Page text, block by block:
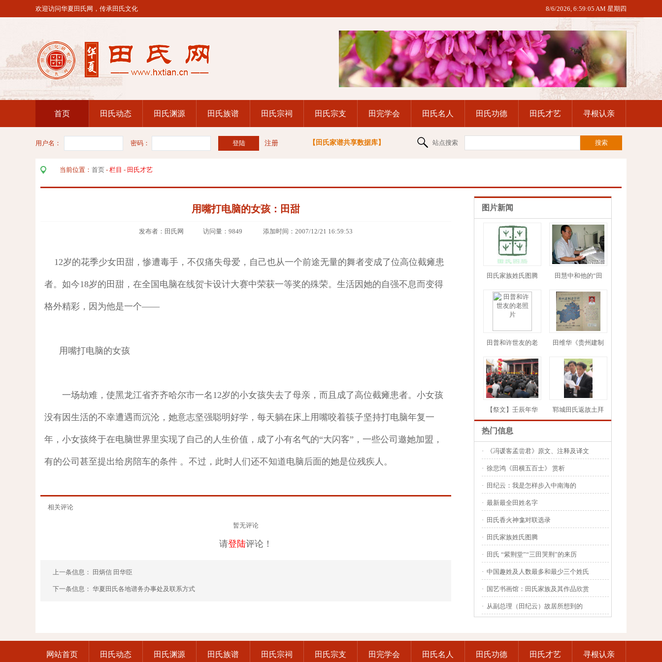
欢迎访问华夏田氏网，传承田氏文化 8/6/2026, 6:59:05 AM 星期四
首页 田氏动态 田氏渊源 田氏族谱 田氏宗祠 田氏宗支 田完学会 田氏名人 田氏功德 田氏才艺 寻根认亲
用户名： 密码： 注册 【田氏家谱共享数据库】 站点搜索
当前位置： 首页 - 栏目 - 田氏才艺
用嘴打电脑的女孩：田甜
发布者：田氏网 访问量：9849 添加时间：2007/12/21 16:59:53
12岁的花季少女田甜，惨遭毒手，不仅痛失母爱，自己也从一个前途无量的舞者变成了位高位截瘫患
者。如今18岁的田甜，在全国电脑在线贺卡设计大赛中荣获一等奖的殊荣。生活因她的自强不息而变得
格外精彩，因为他是一个——
用嘴打电脑的女孩
一场劫难，使黑龙江省齐齐哈尔市一名12岁的小女孩失去了母亲，而且成了高位截瘫患者。小女孩
没有因生活的不幸遭遇而沉沦，她意志坚强聪明好学，每天躺在床上用嘴咬着筷子坚持打电脑年复一
年，小女孩终于在电脑世界里实现了自己的人生价值，成了小有名气的“大闪客”，一些公司邀她加盟，
有的公司甚至提出给房陪车的条件 。不过，此时人们还不知道电脑后面的她是位残疾人。
相关评论
暂无评论
请登陆评论！
上一条信息： 田炳信 田华臣
下一条信息： 华夏田氏各地谱务办事处及联系方式
图片新闻
田氏家族姓氏图腾 田慧中和他的“田
田普和许世友的老 田维华《贵州建制
【祭文】壬辰年华 郓城田氏返故土拜
热门信息
· 《冯谖客孟尝君》原文、注释及译文
· 徐悲鸿《田横五百士》 赏析
· 田纪云：我是怎样步入中南海的
· 最新最全田姓名字
· 田氏香火神龛对联选录
· 田氏家族姓氏图腾
· 田氏 “紫荆堂”“三田哭荆”的来历
· 中国趣姓及人数最多和最少三个姓氏
· 国艺书画馆：田氏家族及其作品欣赏
· 从副总理（田纪云）故居所想到的
网站首页 田氏动态 田氏渊源 田氏族谱 田氏宗祠 田氏宗支 田完学会 田氏名人 田氏功德 田氏才艺 寻根认亲